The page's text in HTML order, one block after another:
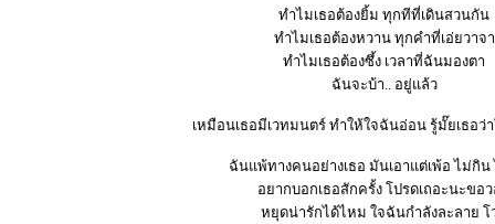
ทำไมเธอต้องยิ้ม ทุกทีที่เดินสวนกัน
ทำไมเธอต้องหวาน ทุกคำที่เอ่ยวาจา
ทำไมเธอต้องซึ้ง เวลาที่ฉันมองตา
ฉันจะบ้า.. อยู่แล้ว
เหมือนเธอมีเวทมนตร์ ทำให้ใจฉันอ่อน รู้มั๊ยเธอว่
ฉันแพ้ทางคนอย่างเธอ มันเอาแต่เพ้อ ไม่กิ
อยากบอกเธอสักครั้ง โปรดเถอะนะขอ
หยุดน่ารักได้ไหม ใจฉันกำลังละลาย โ